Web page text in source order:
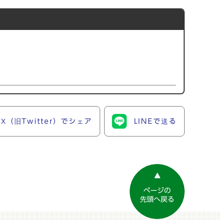
X（旧Twitter）でシェア LINEで送る
ページの
先頭へ戻る